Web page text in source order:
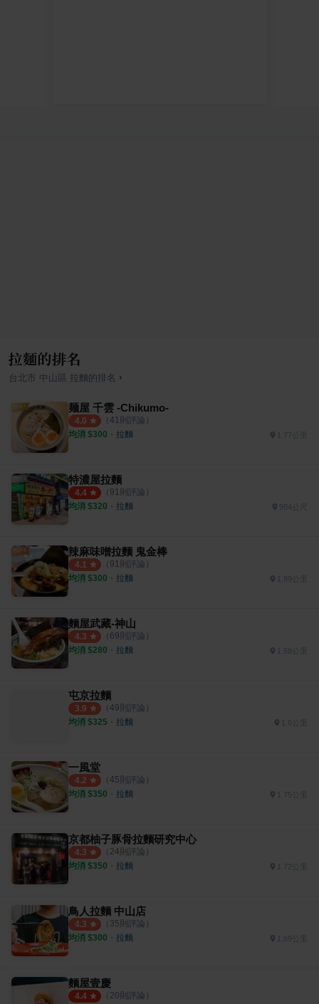
拉麵的排名
台北市 中山區 拉麵的排名 ›
麺屋 千雲 -Chikumo-
4.0 （ 41則評論）
均消 $300 ・ 拉麵
特濃屋拉麵
4.4 （ 91則評論）
均消 $320 ・ 拉麵 984公尺
辣麻味噌拉麵 鬼金棒
4.1 （ 91則評論）
均消 $300 ・ 拉麵
麵屋武藏-神山
4.3 （ 69則評論）
均消 $280 ・ 拉麵
屯京拉麵
3.9 （ 49則評論）
均消 $325 ・ 拉麵
一風堂
4.2 （ 45則評論）
均消 $350 ・ 拉麵 1.75公里
京都柚子豚骨拉麵研究中心
4.3 （ 24則評論）
均消 $350 ・ 拉麵
鳥人拉麵 中山店
4.3 （ 35則評論）
均消 $300 ・ 拉麵
麵屋壹慶
4.4 （ 20則評論）